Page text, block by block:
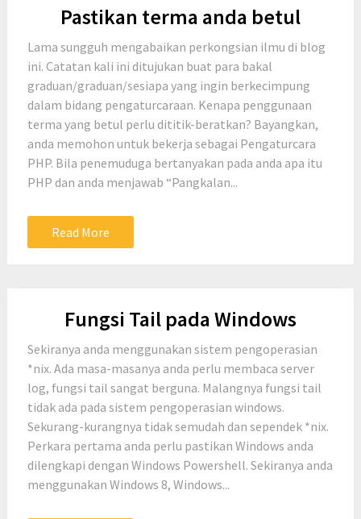
Pastikan terma anda betul
Lama sungguh mengabaikan perkongsian ilmu di blog
ini. Catatan kali ini ditujukan buat para bakal
graduan/graduan/sesiapa yang ingin berkecimpung
dalam bidang pengaturcaraan. Kenapa penggunaan
terma yang betul perlu dititik-beratkan? Bayangkan,
anda memohon untuk bekerja sebagai Pengaturcara
PHP. Bila penemuduga bertanyakan pada anda apa itu
PHP dan anda menjawab “Pangkalan...
Read More
Fungsi Tail pada Windows
Sekiranya anda menggunakan sistem pengoperasian
*nix. Ada masa-masanya anda perlu membaca server
log, fungsi tail sangat berguna. Malangnya fungsi tail
tidak ada pada sistem pengoperasian windows.
Sekurang-kurangnya tidak semudah dan sependek *nix.
Perkara pertama anda perlu pastikan Windows anda
dilengkapi dengan Windows Powershell. Sekiranya anda
menggunakan Windows 8, Windows...